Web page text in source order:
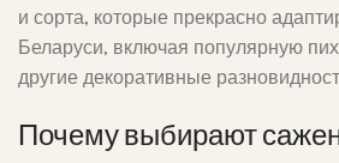
и сорта, которые прекрасно
Беларуси, включая популярную
другие декоративные
Почему выбирают